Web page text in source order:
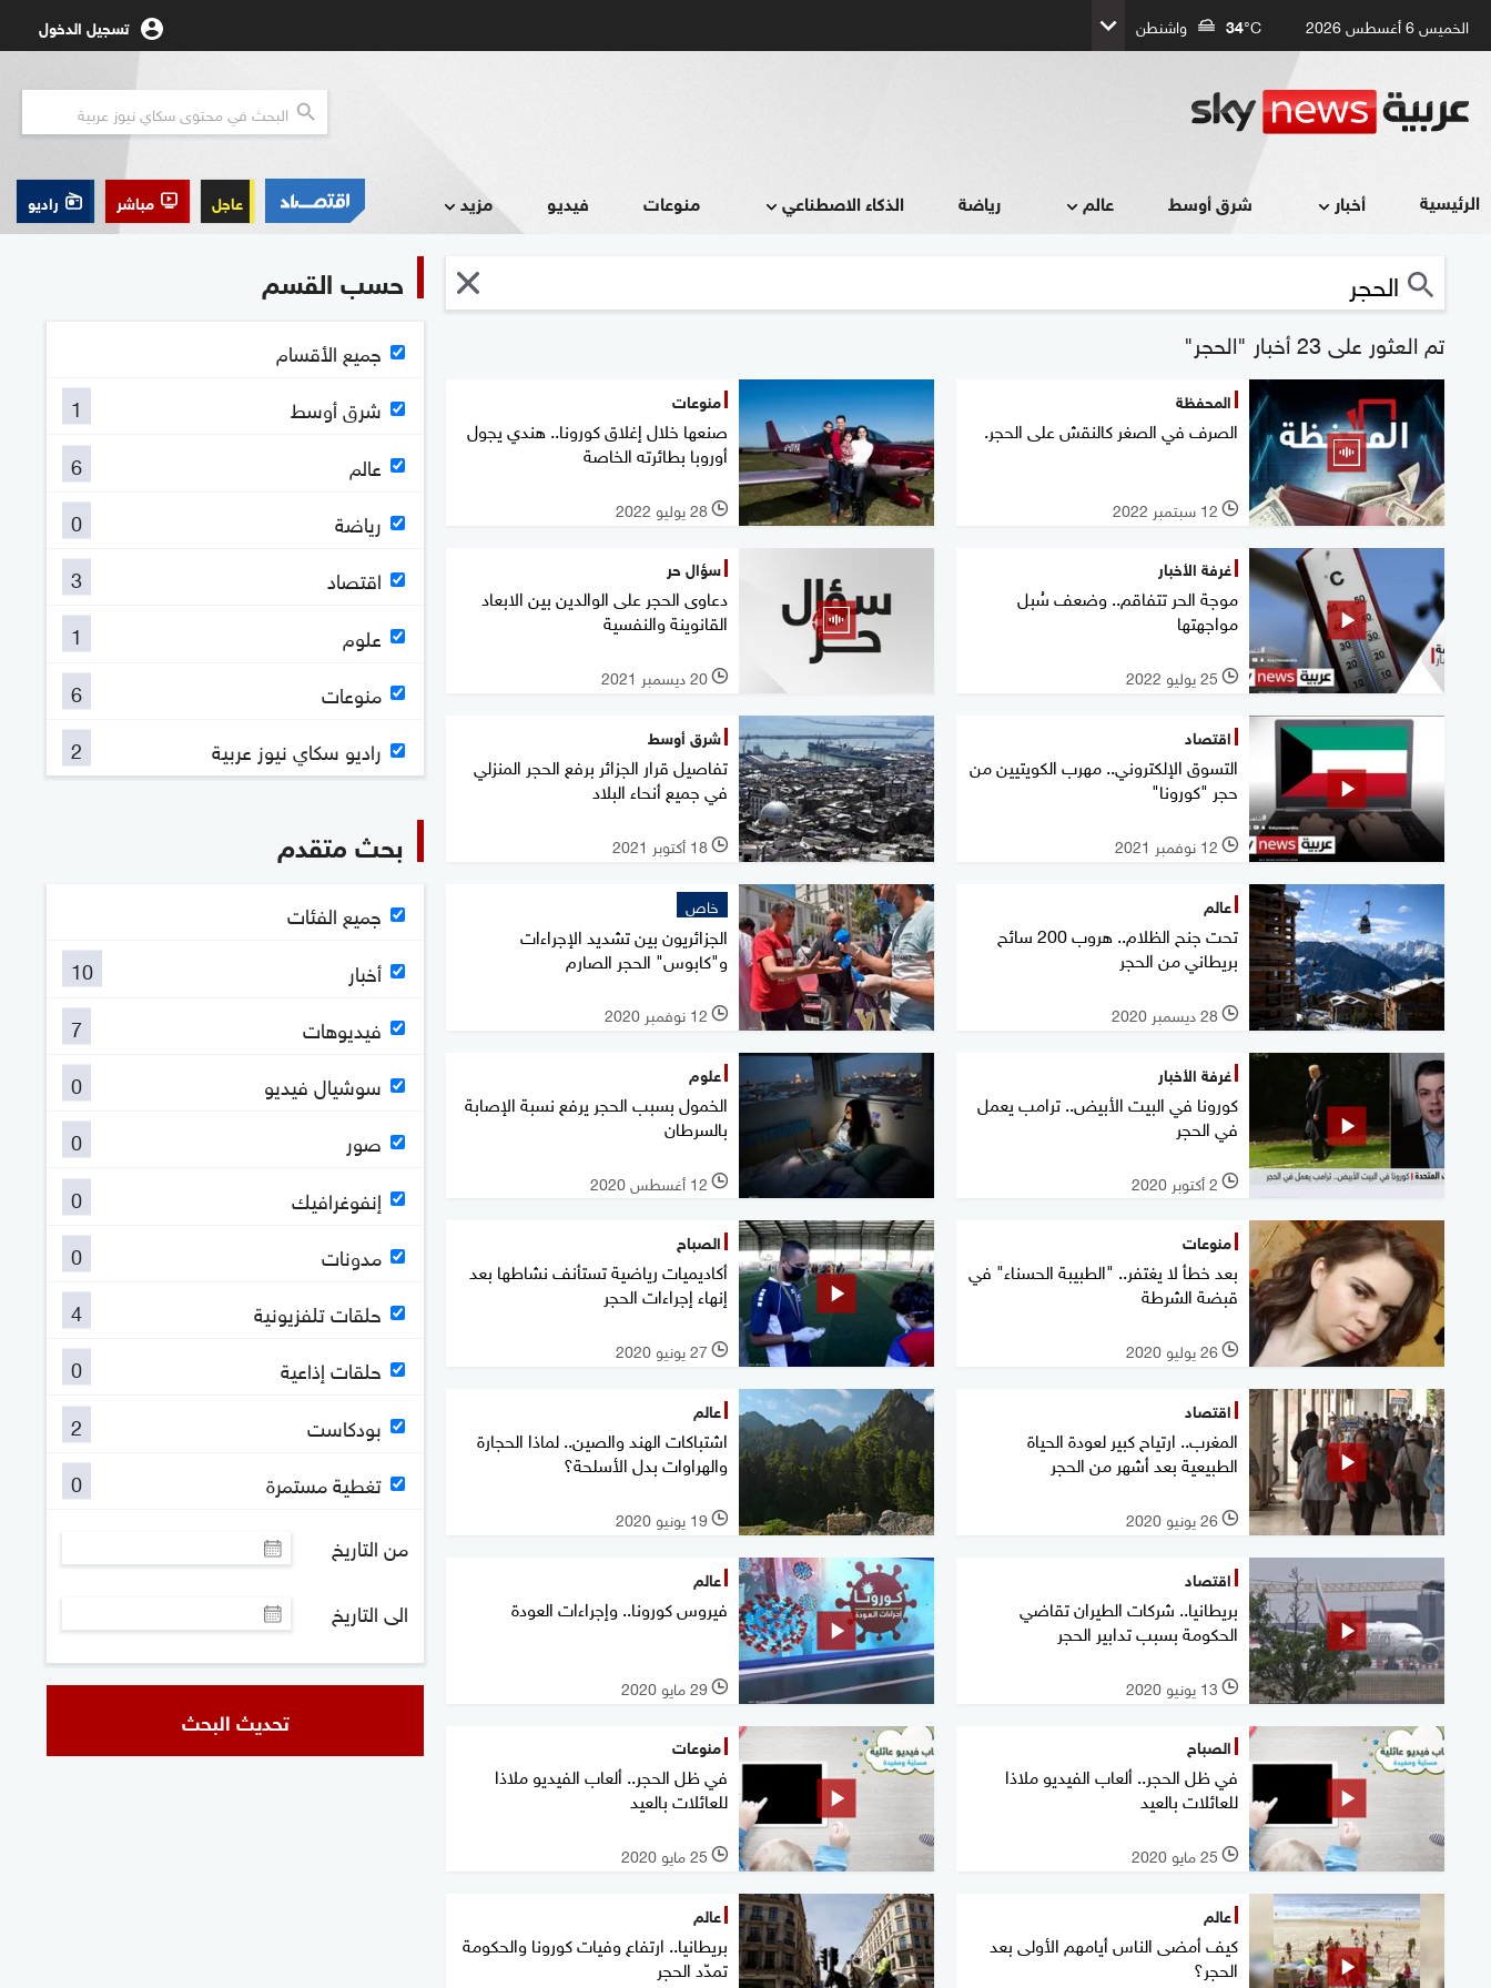
الخميس 6 أغسطس 2026 34°C واشنطن تسجيل الدخول
الرئيسية أخبار شرق أوسط عالم رياضة الذكاء الاصطناعي منوعات فيديو مزيد عاجل مباشر راديو
تم العثور على 23 أخبار "الحجر"
المحفظة
الصرف في الصغر كالنقش على الحجر.
l 12 سبتمبر 2022
منوعات
صنعها خلال إغلاق كورونا.. هندي يجول
أوروبا بطائرته الخاصة
l 28 يوليو 2022
غرفة الأخبار
موجة الحر تتفاقم.. وضعف سُبل
مواجهتها
l 25 يوليو 2022
سؤال حر
دعاوى الحجر على الوالدين بين الابعاد
القانوينة والنفسية
l 20 ديسمبر 2021
اقتصاد
التسوق الإلكتروني.. مهرب الكويتيين من
حجر "كورونا"
l 12 نوفمبر 2021
شرق أوسط
تفاصيل قرار الجزائر برفع الحجر المنزلي
في جميع أنحاء البلاد
l 18 أكتوبر 2021
عالم
تحت جنح الظلام.. هروب 200 سائح
بريطاني من الحجر
l 28 ديسمبر 2020
خاص
الجزائريون بين تشديد الإجراءات
و"كابوس" الحجر الصارم
l 12 نوفمبر 2020
غرفة الأخبار
كورونا في البيت الأبيض.. ترامب يعمل
في الحجر
l 2 أكتوبر 2020
علوم
الخمول بسبب الحجر يرفع نسبة الإصابة
بالسرطان
l 12 أغسطس 2020
منوعات
بعد خطأ لا يغتفر.. "الطبيبة الحسناء" في
قبضة الشرطة
l 26 يوليو 2020
الصباح
أكاديميات رياضية تستأنف نشاطها بعد
إنهاء إجراءات الحجر
l 27 يونيو 2020
اقتصاد
المغرب.. ارتياح كبير لعودة الحياة
الطبيعية بعد أشهر من الحجر
l 26 يونيو 2020
عالم
اشتباكات الهند والصين.. لماذا الحجارة
والهراوات بدل الأسلحة؟
l 19 يونيو 2020
اقتصاد
بريطانيا.. شركات الطيران تقاضي
الحكومة بسبب تدابير الحجر
l 13 يونيو 2020
عالم
فيروس كورونا.. وإجراءات العودة
l 29 مايو 2020
الصباح
في ظل الحجر.. ألعاب الفيديو ملاذا
للعائلات بالعيد
l 25 مايو 2020
منوعات
في ظل الحجر.. ألعاب الفيديو ملاذا
للعائلات بالعيد
l 25 مايو 2020
عالم
كيف أمضى الناس أيامهم الأولى بعد
الحجر؟
عالم
بريطانيا.. ارتفاع وفيات كورونا والحكومة
تمدّد الحجر
حسب القسم
جميع الأقسام
شرق أوسط
1
عالم
6
رياضة
0
اقتصاد
3
علوم
1
منوعات
6
راديو سكاي نيوز عربية
2
بحث متقدم
جميع الفئات
أخبار
10
فيديوهات
7
سوشيال فيديو
0
صور
0
إنفوغرافيك
0
مدونات
0
حلقات تلفزيونية
4
حلقات إذاعية
0
بودكاست
2
تغطية مستمرة
0
من التاريخ
الى التاريخ
تحديث البحث